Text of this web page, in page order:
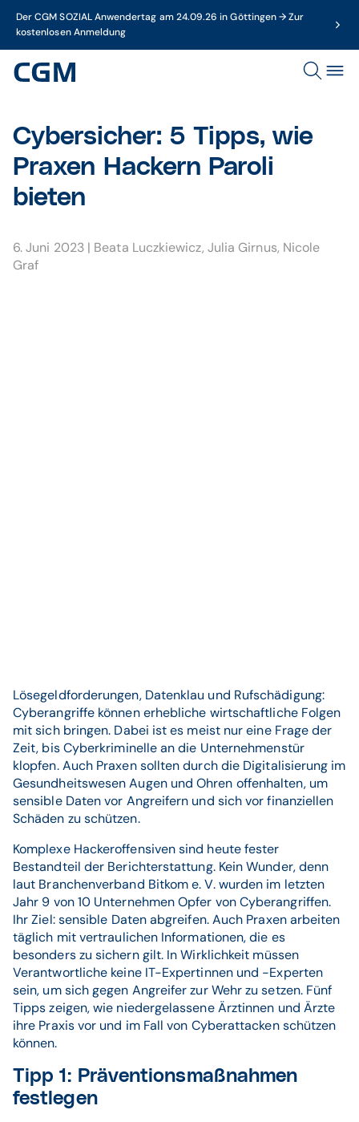
Der CGM SOZIAL Anwendertag am 24.09.26 in Göttingen → Zur
kostenlosen Anmeldung
Cybersicher: 5 Tipps, wie
Praxen Hackern Paroli
bieten
6. Juni 2023 | Beata Luczkiewicz, Julia Girnus, Nicole
Graf
Lösegeldforderungen, Datenklau und Rufschädigung:
Cyberangriffe können erhebliche wirtschaftliche Folgen
mit sich bringen. Dabei ist es meist nur eine Frage der
Zeit, bis Cyberkriminelle an die Unternehmenstür
klopfen. Auch Praxen sollten durch die Digitalisierung im
Gesundheitswesen Augen und Ohren offenhalten, um
sensible Daten vor Angreifern und sich vor finanziellen
Schäden zu schützen.
Komplexe Hackeroffensiven sind heute fester
Bestandteil der Berichterstattung. Kein Wunder, denn
laut Branchenverband Bitkom e. V. wurden im letzten
Jahr 9 von 10 Unternehmen Opfer von Cyberangriffen.
Ihr Ziel: sensible Daten abgreifen. Auch Praxen arbeiten
täglich mit vertraulichen Informationen, die es
besonders zu sichern gilt. In Wirklichkeit müssen
Verantwortliche keine IT-Expertinnen und -Experten
sein, um sich gegen Angreifer zur Wehr zu setzen. Fünf
Tipps zeigen, wie niedergelassene Ärztinnen und Ärzte
ihre Praxis vor und im Fall von Cyberattacken schützen
können.
Tipp 1: Präventionsmaßnahmen
festlegen